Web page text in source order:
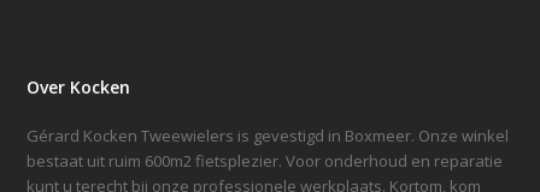
Over Kocken
Gérard Kocken Tweewielers is gevestigd in Boxmeer. Onze winkel
bestaat uit ruim 600m2 fietsplezier. Voor onderhoud en reparatie
kunt u terecht bij onze professionele werkplaats. Kortom, kom